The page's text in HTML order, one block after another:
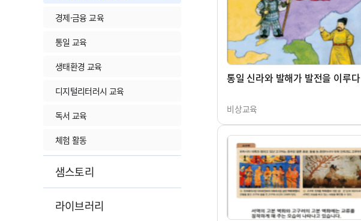
경제·금융 교육
통일 교육
생태환경 교육
디지털리터러시 교육
독서 교육
체험 활동
샘스토리
라이브러리
통일 신라와 발해가 발전을 이루다
비상교육